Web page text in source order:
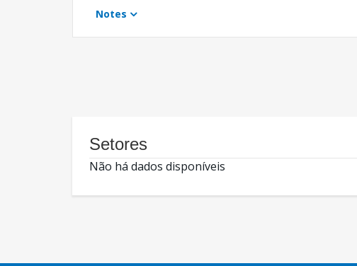
Notes
Setores
Não há dados disponíveis